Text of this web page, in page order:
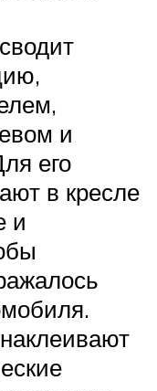
и
его
в кресле
и